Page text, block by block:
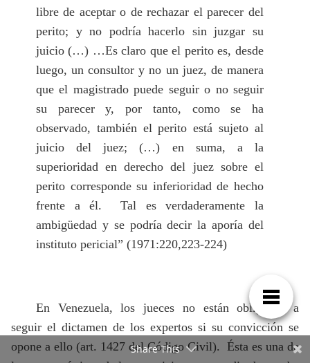
libre de aceptar o de rechazar el parecer del
perito; y no podría hacerlo sin juzgar su
juicio (…) …Es claro que el perito es, desde
luego, un consultor y no un juez, de manera
que el magistrado puede seguir o no seguir
su parecer y, por tanto, como se ha
observado, también el perito está sujeto al
juicio del juez; (…) en suma, a la
superioridad en derecho del juez sobre el
perito corresponde su inferioridad de hecho
frente a él.
Tal es verdaderamente la
ambigüedad y se podría decir la aporía del
instituto pericial” (1971:220,223-224)
En Venezuela, los jueces no están obligados a
seguir el dictamen de los expertos si su convicción se
opone a ello (art. 1427 del Código Civil). Ésta es una de
Share This